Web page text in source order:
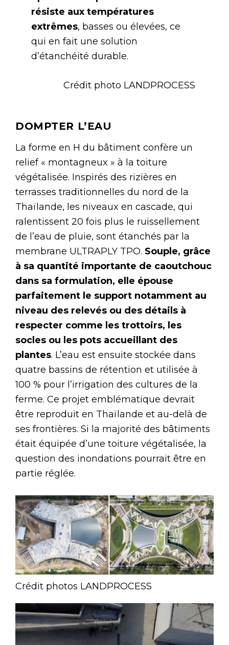
résiste aux températures
extrêmes, basses ou élevées, ce
qui en fait une solution
d’étanchéité durable.
Crédit photo LANDPROCESS
DOMPTER L’EAU
La forme en H du bâtiment confère un
relief « montagneux » à la toiture
végétalisée. Inspirés des rizières en
terrasses traditionnelles du nord de la
Thaïlande, les niveaux en cascade, qui
ralentissent 20 fois plus le ruissellement
de l’eau de pluie, sont étanchés par la
membrane ULTRAPLY TPO. Souple, grâce
à sa quantité importante de caoutchouc
dans sa formulation, elle épouse
parfaitement le support notamment au
niveau des relevés ou des détails à
respecter comme les trottoirs, les
socles ou les pots accueillant des
plantes. L’eau est ensuite stockée dans
quatre bassins de rétention et utilisée à
100 % pour l’irrigation des cultures de la
ferme. Ce projet emblématique devrait
être reproduit en Thaïlande et au-delà de
ses frontières. Si la majorité des bâtiments
était équipée d’une toiture végétalisée, la
question des inondations pourrait être en
partie réglée.
Crédit photos LANDPROCESS